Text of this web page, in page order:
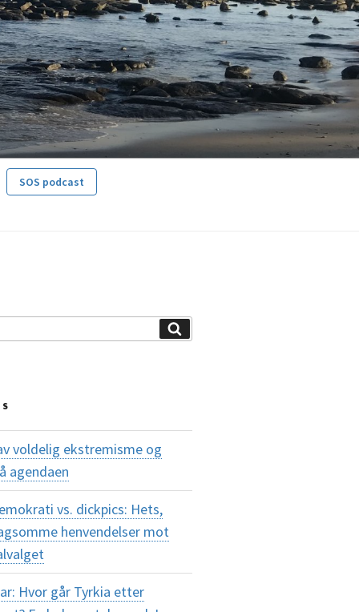
SOS podcast
voldelig ekstremisme og
agendaen
vs. dickpics: Hets,
henvendelser mot
Hvor går Tyrkia etter